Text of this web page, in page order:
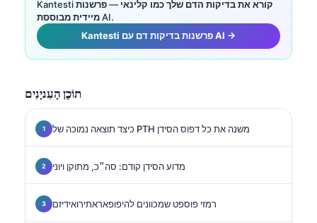
מיידית מבוססת AI.
‏Kantesti פרשנות בדיקות דם עם AI →
תוֹכֶן הָעִניָנִים
כיצד תוצאה נמוכה של PTH משנה את כל דפוס הסידן
מדוע הסידן קודם: סה״כ, מתוקן ויוני
רמזי פוספט שמכוונים להיפופאראתירואידיזם